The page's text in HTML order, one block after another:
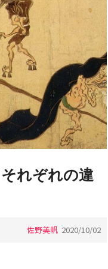
れぞれの違
佐野美帆 2020/10/02